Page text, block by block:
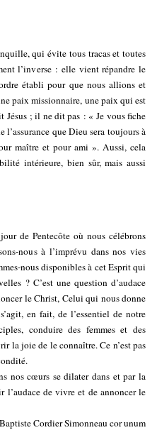
qui évite tous tracas et toutes
l’inverse : elle vient répandre le
établi pour que nous allions et
paix missionnaire, une paix qui est
Jésus ; il ne dit pas : « Je vous fiche
que Dieu sera toujours à
maître et pour ami ». Aussi, cela
intérieure, bien sûr, mais aussi
de Pentecôte où nous célébrons
nous à l’imprévu dans nos vies
nous disponibles à cet Esprit qui
? C’est une question d’audace
le Christ, Celui qui nous donne
en fait, de l’essentiel de notre
conduire des femmes et des
la joie de le connaître. Ce n’est pas
nos cœurs se dilater dans et par la
l’audace de vivre et de annoncer le
Cordier Simonneau cor unum